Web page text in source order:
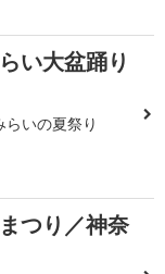
い大盆踊り
いの夏祭り
つり／神奈